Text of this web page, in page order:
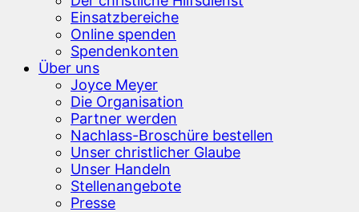
Einsatzbereiche
Online spenden
Spendenkonten
Über uns
Joyce Meyer
Die Organisation
Partner werden
Nachlass-Broschüre bestellen
Unser christlicher Glaube
Unser Handeln
Stellenangebote
Presse